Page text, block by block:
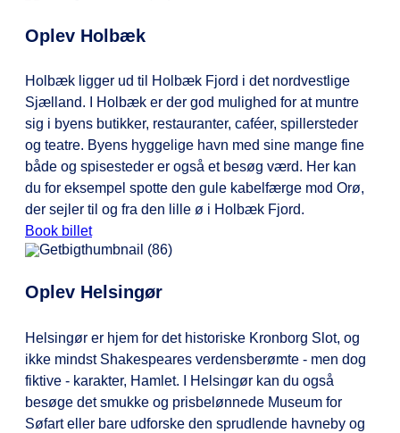
Oplev Holbæk
Holbæk ligger ud til Holbæk Fjord i det nordvestlige
Sjælland. I Holbæk er der god mulighed for at muntre
sig i byens butikker, restauranter, caféer, spillersteder
og teatre. Byens hyggelige havn med sine mange fine
både og spisesteder er også et besøg værd. Her kan
du for eksempel spotte den gule kabelfærge mod Orø,
der sejler til og fra den lille ø i Holbæk Fjord.
Book billet
Oplev Helsingør
Helsingør er hjem for det historiske Kronborg Slot, og
ikke mindst Shakespeares verdensberømte - men dog
fiktive - karakter, Hamlet. I Helsingør kan du også
besøge det smukke og prisbelønnede Museum for
Søfart eller bare udforske den sprudlende havneby og